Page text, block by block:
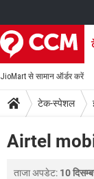
JioMart से सामान ऑर्डर करें
टेक-स्पेशल
Airtel
ताजा अपडेट: 10